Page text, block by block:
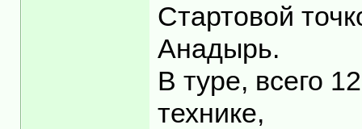
Стартовой
Анадырь.
В туре, всего
технике,